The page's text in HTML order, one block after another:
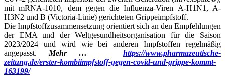
mit mRNA-1010, dem gegen die Influenza-Viren A-H1N1, A-
H3N2 und B (Victoria-Linie) gerichteten Grippeimpfstoff.
Die Impfstoffzusammensetzung orientiert sich an den Empfehlungen
der EMA und der Weltgesundheitsorganisation für die Saison
2023/2024 und wird wie bei anderen Impfstoffen regelmäßig
angepasst. Mehr … https://www.pharmazeutische-
zeitung.de/erster-kombiimpfstoff-gegen-covid-und-grippe-kommt-
163199/